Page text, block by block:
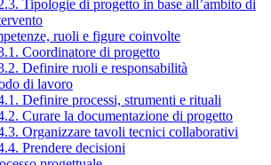
Tipologie di progetto in base all’ambito di
ruoli e figure coinvolte
Coordinatore di progetto
Definire ruoli e responsabilità
di lavoro
Definire processi, strumenti e rituali
Curare la documentazione di progetto
Organizzare tavoli tecnici collaborativi
Prendere decisioni